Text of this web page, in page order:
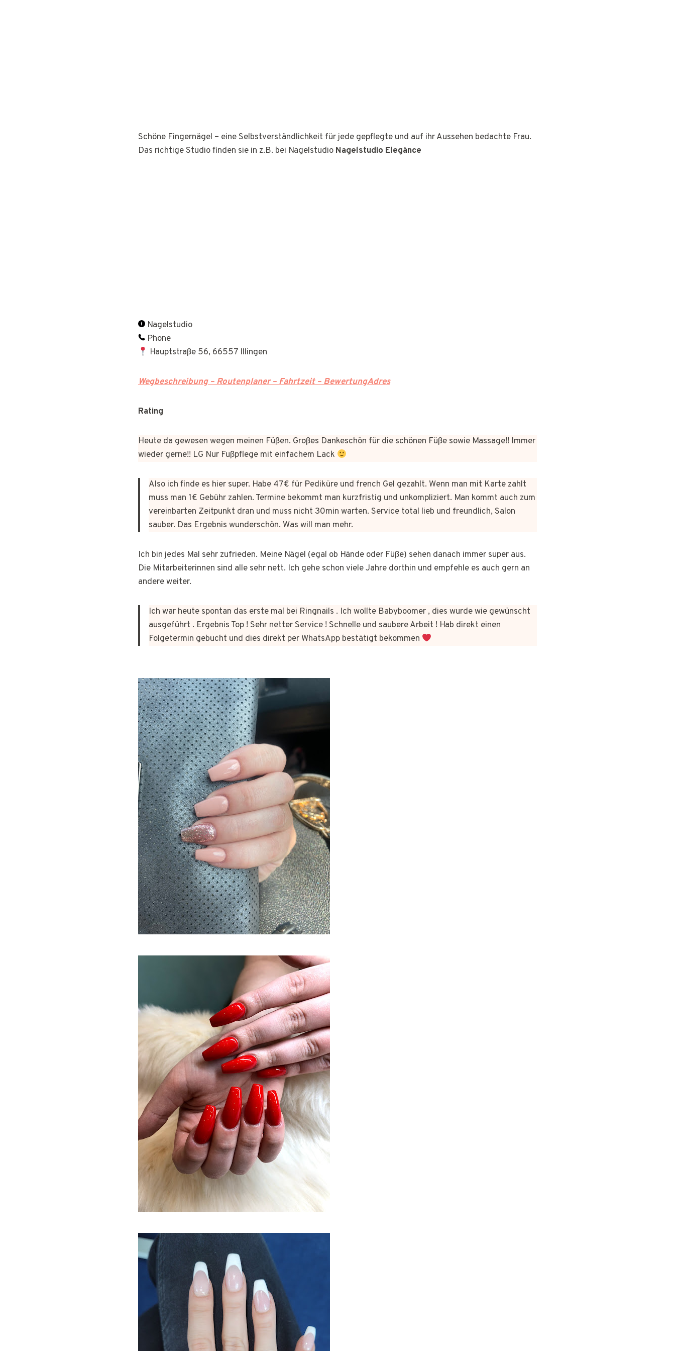
Schöne Fingernägel – eine Selbstverständlichkeit für jede gepflegte und auf ihr Aussehen bedachte Frau.
Das richtige Studio finden sie in z.B. bei Nagelstudio Nagelstudio Elegànce
Nagelstudio
Phone
Hauptstraße 56, 66557 Illingen
Wegbeschreibung – Routenplaner – Fahrtzeit – BewertungAdres
Rating
Heute da gewesen wegen meinen Füßen. Großes Dankeschön für die schönen Füße sowie Massage!! Immer
wieder gerne!! LG Nur Fußpflege mit einfachem Lack
Also ich finde es hier super. Habe 47€ für Pediküre und french Gel gezahlt. Wenn man mit Karte zahlt
muss man 1€ Gebühr zahlen. Termine bekommt man kurzfristig und unkompliziert. Man kommt auch zum
vereinbarten Zeitpunkt dran und muss nicht 30min warten. Service total lieb und freundlich, Salon
sauber. Das Ergebnis wunderschön. Was will man mehr.
Ich bin jedes Mal sehr zufrieden. Meine Nägel (egal ob Hände oder Füße) sehen danach immer super aus.
Die Mitarbeiterinnen sind alle sehr nett. Ich gehe schon viele Jahre dorthin und empfehle es auch gern an
andere weiter.
Ich war heute spontan das erste mal bei Ringnails . Ich wollte Babyboomer , dies wurde wie gewünscht
ausgeführt . Ergebnis Top ! Sehr netter Service ! Schnelle und saubere Arbeit ! Hab direkt einen
Folgetermin gebucht und dies direkt per WhatsApp bestätigt bekommen